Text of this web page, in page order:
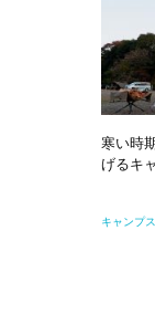
寒い時
げるキ
キャンプ